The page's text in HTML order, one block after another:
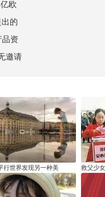
欧
的
品资
邀请
行世界发现另一种美 救父少